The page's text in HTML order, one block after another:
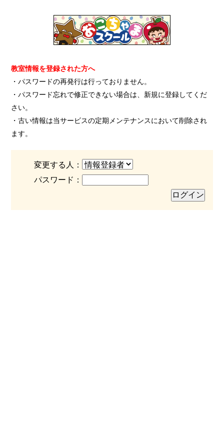
教室情報を登録された方へ
・パスワードの再発行は行っておりません。
・パスワード忘れで修正できない場合は、新規に登録してくだ
さい。
・古い情報は当サービスの定期メンテナンスにおいて削除され
ます。
変更する人：
パスワード：